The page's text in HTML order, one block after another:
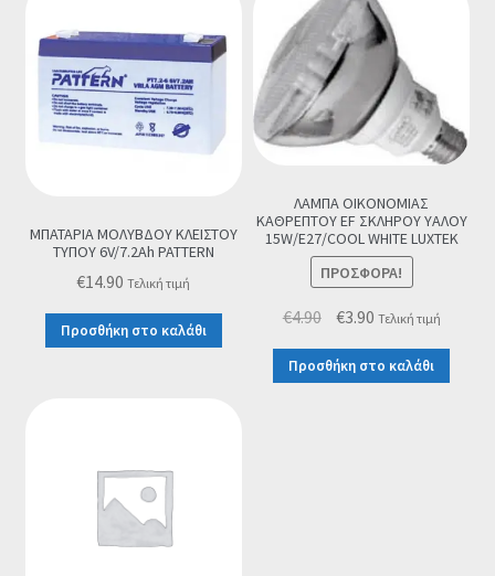
ΜΠΑΤΑΡΙΑ ΜΟΛΥΒΔΟΥ ΚΛΕΙΣΤΟΥ
ΤΥΠΟΥ 6V/7.2Ah PATTERN
€14.90 Τελική τιμή
Προσθήκη στο καλάθι
ΛΑΜΠΑ ΟΙΚΟΝΟΜΙΑΣ
ΚΑΘΡΕΠΤΟΥ EF ΣΚΛΗΡΟΥ ΥΑΛΟΥ
15W/E27/COOL WHITE LUXTEK
ΠΡΟΣΦΟΡΆ!
€4.90 Original
price
was:
€3.90Η
τρέχουσα
τιμή
Τελική τιμή
Προσθήκη στο καλάθι